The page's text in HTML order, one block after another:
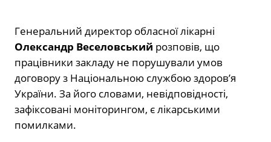
Генеральний директор обласної лікарні
Олександр Веселовський розповів, що
працівники закладу не порушували умов
договору з Національною службою здоров’я
України. За його словами, невідповідності,
зафіксовані моніторингом, є лікарськими
помилками.